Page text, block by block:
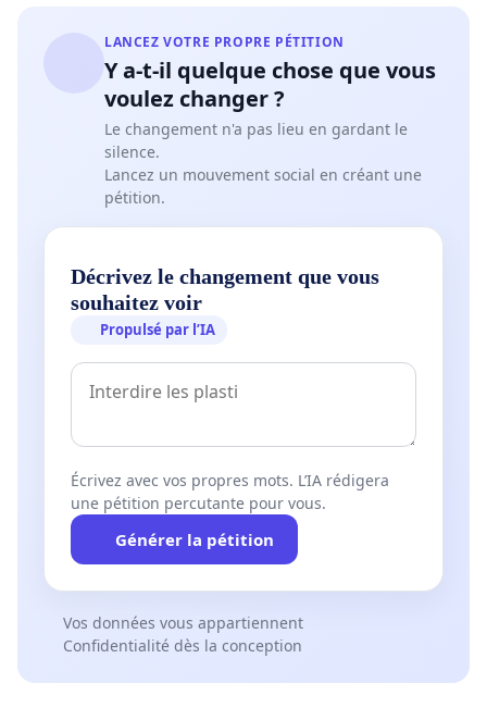
LANCEZ VOTRE PROPRE PÉTITION
Y a-t-il quelque chose que vous
voulez changer ?
Le changement n'a pas lieu en gardant le
silence.
Lancez un mouvement social en créant une
pétition.
Décrivez le changement que vous
souhaitez voir
Propulsé par l’IA
Écrivez avec vos propres mots. L’IA rédigera
une pétition percutante pour vous.
Générer la pétition
Vos données vous appartiennent
Confidentialité dès la conception